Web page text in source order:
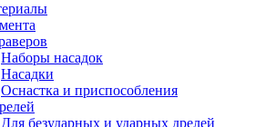
Наборы насадок
Насадки
Оснастка и приспособления
Для безударных и ударных дрелей